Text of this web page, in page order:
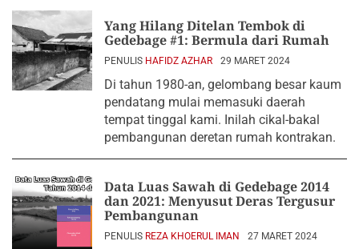
Yang Hilang Ditelan Tembok di
Gedebage #1: Bermula dari Rumah
PENULIS HAFIDZ AZHAR 29 MARET 2024
Di tahun 1980-an, gelombang besar kaum
pendatang mulai memasuki daerah
tempat tinggal kami. Inilah cikal-bakal
pembangunan deretan rumah kontrakan.
Data Luas Sawah di Gedebage 2014
dan 2021: Menyusut Deras Tergusur
Pembangunan
PENULIS REZA KHOERUL IMAN 27 MARET 2024